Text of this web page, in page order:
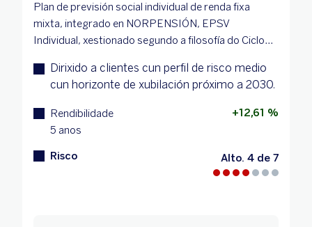
Plan de previsión social individual de renda fixa
mixta, integrado en NORPENSIÓN, EPSV
Individual, xestionado segundo a filosofía do Ciclo...
Dirixido a clientes cun perfil de risco medio
cun horizonte de xubilación próximo a 2030.
Rendibilidade
5 anos
+12,61 %
Risco Alto. 4 de 7